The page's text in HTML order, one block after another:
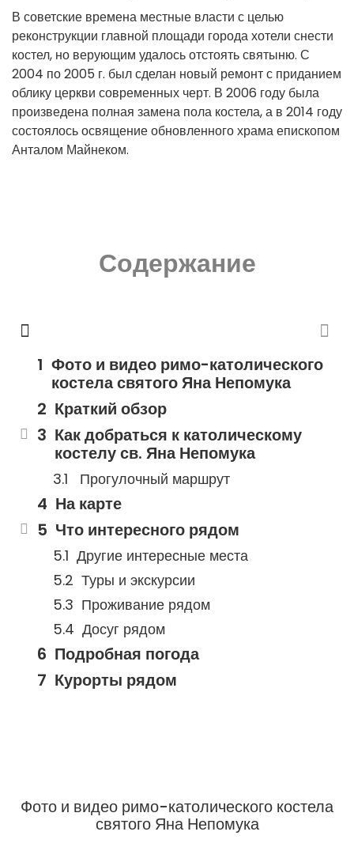
В советские времена местные власти с целью
реконструкции главной площади города хотели снести
костел, но верующим удалось отстоять святыню. С
2004 по 2005 г. был сделан новый ремонт с приданием
облику церкви современных черт. В 2006 году была
произведена полная замена пола костела, а в 2014 году
состоялось освящение обновленного храма епископом
Анталом Майнеком.
Содержание
Фото и видео римо-католического
костела святого Яна Непомука
Краткий обзор
Как добраться к католическому
костелу св. Яна Непомука
Прогулочный маршрут
На карте
Что интересного рядом
Другие интересные места
Туры и экскурсии
Проживание рядом
Досуг рядом
Подробная погода
Курорты рядом
Фото и видео римо-католического костела
святого Яна Непомука